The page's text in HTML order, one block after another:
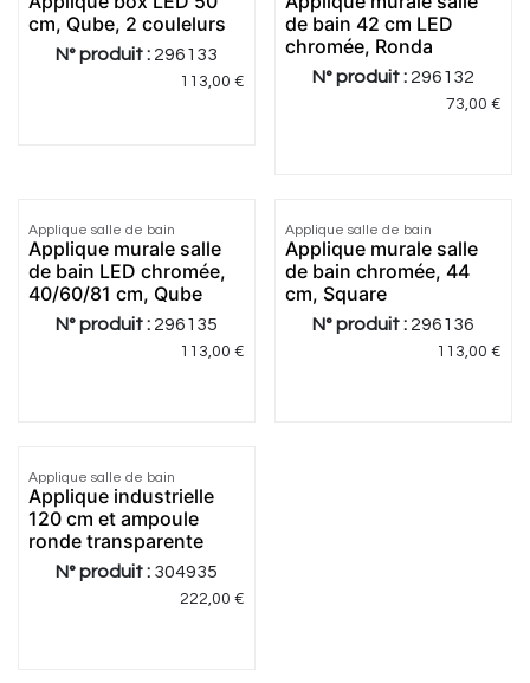
cm, Qube, 2 coulelurs
N° produit : 296133
113,00 €
de bain 42 cm LED
chromée, Ronda
N° produit : 296132
73,00 €
Applique salle de bain
Applique murale salle
de bain LED chromée,
40/60/81 cm, Qube
N° produit : 296135
113,00 €
Applique salle de bain
Applique murale salle
de bain chromée, 44
cm, Square
N° produit : 296136
113,00 €
Applique salle de bain
Applique industrielle
120 cm et ampoule
ronde transparente
N° produit : 304935
222,00 €